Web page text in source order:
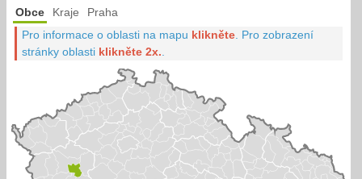
Obce Kraje Praha
Pro informace o oblasti na mapu klikněte Pro zobrazení
stránky oblasti klikněte 2x.